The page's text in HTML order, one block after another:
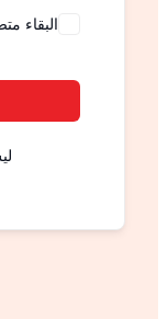
البقاء